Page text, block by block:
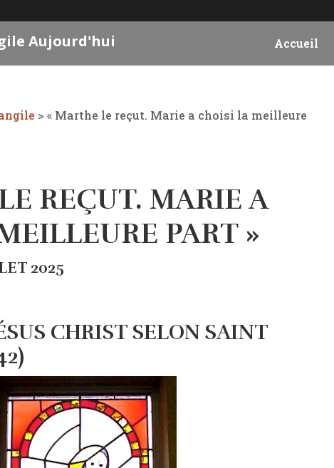
Aujourd'hui Accueil
>« Marthe le reçut. Marie a choisi la meilleure
REÇUT. MARIE A
PART »
2025
CHRIST SELON SAINT